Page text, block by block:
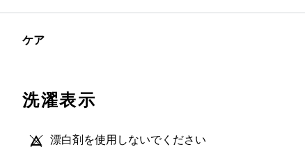
ケア
洗濯表示
漂白剤を使用しないでください